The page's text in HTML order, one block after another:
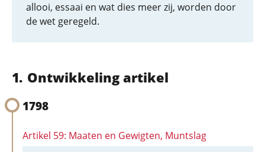
allooi, essaai en wat dies meer zij, worden door
de wet geregeld.
Ontwikkeling artikel
1798
Artikel 59: Maaten en Gewigten, Muntslag